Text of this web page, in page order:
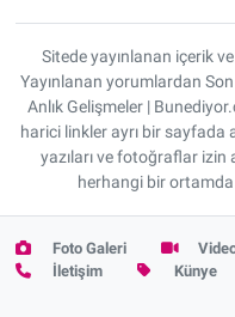
Sitede yayınlanan içerik
Yayınlanan yorumlardan
Anlık Gelişmeler |
harici linkler ayrı bir sayfada
yazıları ve fotoğraflar izin
herhangi bir ortamda
Foto Galeri
İletişim
Künye